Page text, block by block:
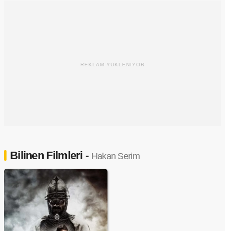
REKLAM YÜKLENİYOR
Bilinen Filmleri - Hakan Serim